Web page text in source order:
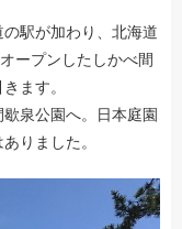
駅が加わり、北海道
ープンしたしかべ間
ます。
泉公園へ。日本庭園
りました。